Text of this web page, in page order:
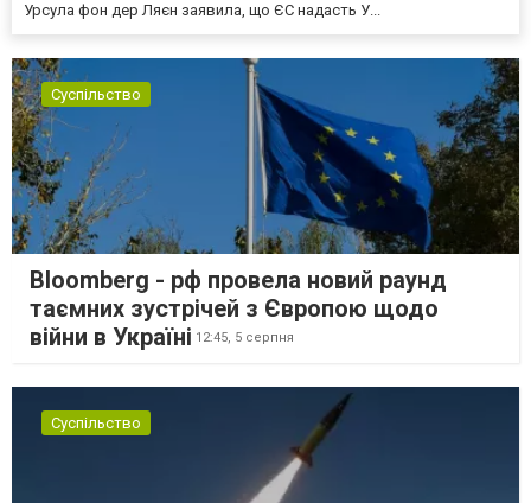
Урсула фон дер Ляєн заявила, що ЄС надасть У...
Суспільство
Bloomberg - рф провела новий раунд
таємних зустрічей з Європою щодо
війни в Україні 12:45, 5 серпня
Суспільство